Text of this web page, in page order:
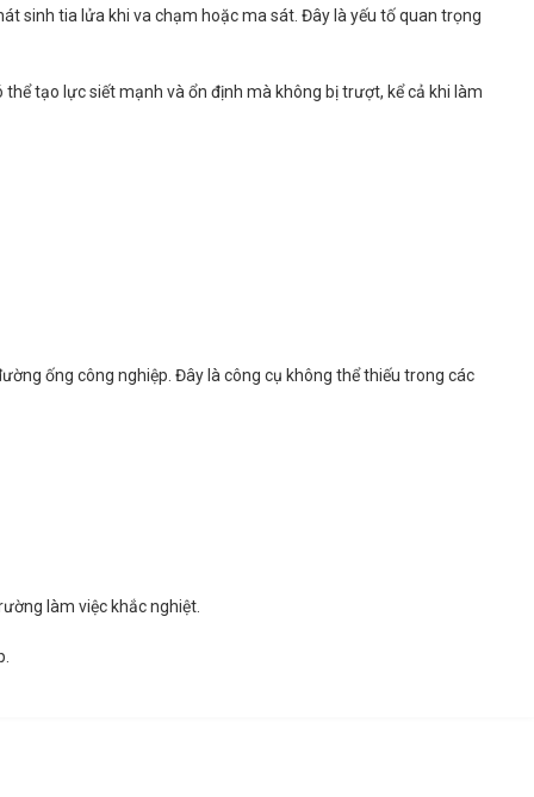
sinh tia lửa khi va chạm hoặc ma sát. Đây là yếu tố quan trọng
tạo lực siết mạnh và ổn định mà không bị trượt, kể cả khi làm
ống công nghiệp. Đây là công cụ không thể thiếu trong các
làm việc khắc nghiệt.